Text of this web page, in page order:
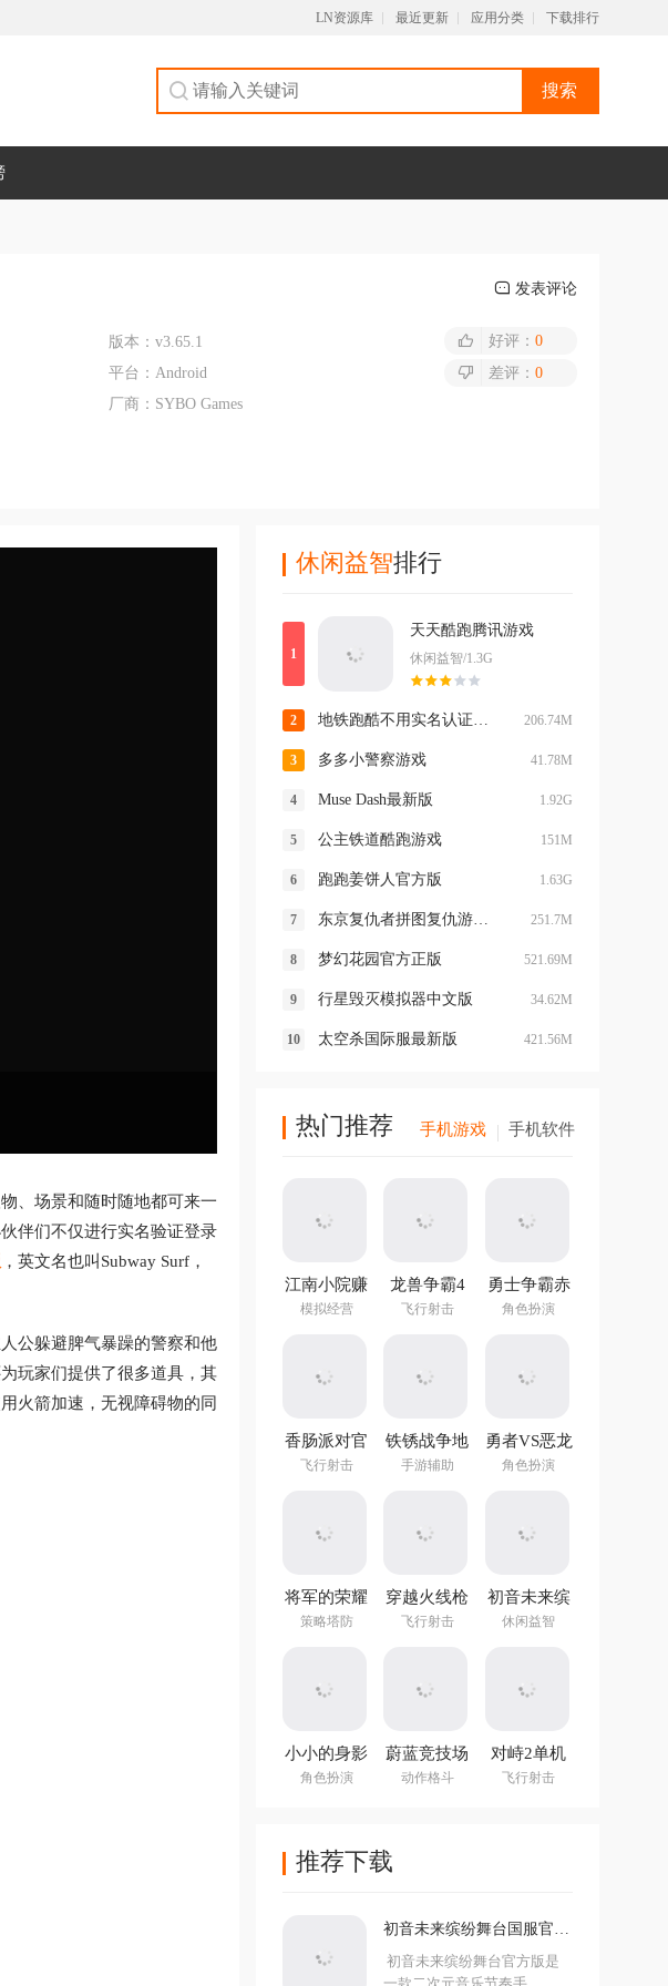
LN资源库 最近更新 应用分类 下载排行
搜索
发表评论
版本： v3.65.1
平台： Android
厂商： SYBO Games
好评： 0
差评： 0
、场景和随时随地都可来一
伴们不仅进行实名验证登录
，英文名也叫Subway Surf，
公躲避脾气暴躁的警察和他
玩家们提供了很多道具，其
火箭加速，无视障碍物的同
休闲益智排行
天天酷跑腾讯游戏
休闲益智/1.3G
地铁跑酷不用实名认证登录版最新版 206.74M
多多小警察游戏 41.78M
Muse Dash最新版 1.92G
公主铁道酷跑游戏 151M
跑跑姜饼人官方版 1.63G
东京复仇者拼图复仇游戏 v4.6.0最新版 251.7M
梦幻花园官方正版 521.69M
行星毁灭模拟器中文版 34.62M
太空杀国际服最新版 421.56M
热门推荐 手机游戏 手机软件
江南小院赚
钱游戏
模拟经营
龙兽争霸4
手游
飞行射击
勇士争霸赤
胆联盟
角色扮演
香肠派对官
方正版
飞行射击
铁锈战争地
图编辑器中
手游辅助
勇者VS恶龙
手游
角色扮演
将军的荣耀
3官方正版
策略塔防
穿越火线枪
战王者体验
飞行射击
初音未来缤
纷舞台国服
休闲益智
小小的身影
重叠的内心
角色扮演
蔚蓝竞技场
手机版
动作格斗
对峙2单机
版手游
飞行射击
推荐下载
初音未来缤纷舞台国服官方
初音未来缤纷舞台官方版是